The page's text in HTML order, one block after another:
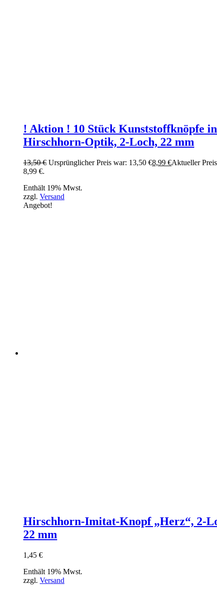
! Aktion ! 10 Stück Kunststoffknöpfe in
Hirschhorn-Optik, 2-Loch, 22 mm
13,50€ Ursprünglicher Preis war: 13,50 €8,99 €Aktueller
8,99 €.
Enthält 19% Mwst.
zzgl. Versand
Angebot!
Hirschhorn-Imitat-Knopf „Herz“, 2-
22 mm
1,45 €
Enthält 19% Mwst.
zzgl. Versand